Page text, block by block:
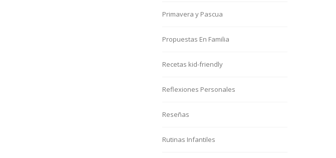
Primavera y Pascua
Propuestas En Familia
Recetas kid-friendly
Reflexiones Personales
Reseñas
Rutinas Infantiles